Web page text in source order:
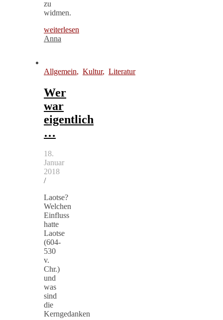
zu
widmen.
weiterlesen
Anna
Allgemein, Kultur, Literatur
Wer
war
eigentlich
…
18.
Januar
2018
/
Laotse?
Welchen
Einfluss
hatte
Laotse
(604-
530
v.
Chr.)
und
was
sind
die
Kerngedanken